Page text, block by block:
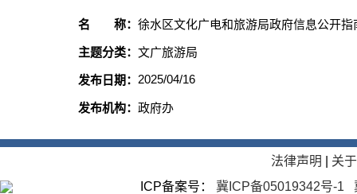
名 称： 徐水区文化广电和旅游局政府信息公开指
主题分类： 文广旅游局
发布日期： 2025/04/16
发布机构： 政府办
法律声明
关
ICP备案号：
冀ICP备05019342号-1